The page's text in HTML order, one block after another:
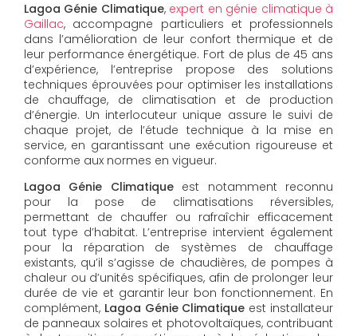
Lagoa Génie Climatique, expert en génie climatique à
Gaillac, accompagne particuliers et professionnels
dans l’amélioration de leur confort thermique et de
leur performance énergétique. Fort de plus de 45 ans
d’expérience, l’entreprise propose des solutions
techniques éprouvées pour optimiser les installations
de chauffage, de climatisation et de production
d’énergie. Un interlocuteur unique assure le suivi de
chaque projet, de l’étude technique à la mise en
service, en garantissant une exécution rigoureuse et
conforme aux normes en vigueur.
Lagoa Génie Climatiqueest notamment reconnu
pour la pose de climatisations réversibles,
permettant de chauffer ou rafraîchir efficacement
tout type d’habitat. L’entreprise intervient également
pour la réparation de systèmes de chauffage
existants, qu’il s’agisse de chaudières, de pompes à
chaleur ou d’unités spécifiques, afin de prolonger leur
durée de vie et garantir leur bon fonctionnement. En
complément, Lagoa Génie Climatique est installateur
de panneaux solaires et photovoltaïques, contribuant